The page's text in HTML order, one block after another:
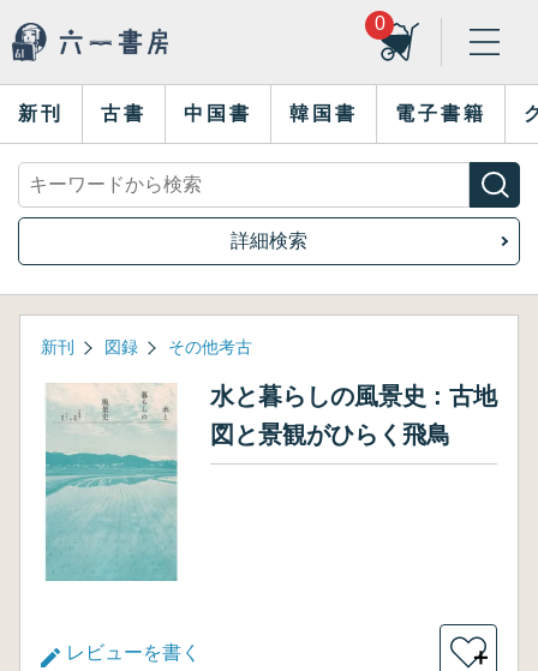
0
新刊 古書 中国書 韓国書 電子書籍
詳細検索
新刊 図録 その他考古
水と暮らしの風景史 : 古地
図と景観がひらく飛鳥
レビューを書く ＋